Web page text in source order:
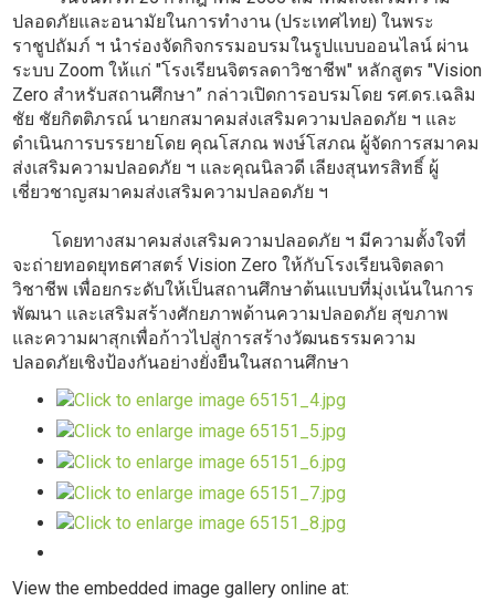
ปลอดภัยและอนามัยในการทำงาน (ประเทศไทย) ในพระ
ราชูปถัมภ์ ฯ นำร่องจัดกิจกรรมอบรมในรูปแบบออนไลน์ ผ่าน
ระบบ Zoom ให้แก่ "โรงเรียนจิตรลดาวิชาชีพ" หลักสูตร "Vision
Zero สำหรับสถานศึกษา” กล่าวเปิดการอบรมโดย รศ.ดร.เฉลิม
ชัย ชัยกิตติภรณ์ นายกสมาคมส่งเสริมความปลอดภัย ฯ และ
ดำเนินการบรรยายโดย คุณโสภณ พงษ์โสภณ ผู้จัดการสมาคม
ส่งเสริมความปลอดภัย ฯ และคุณนิลวดี เลียงสุนทรสิทธิ์ ผู้
เชี่ยวชาญสมาคมส่งเสริมความปลอดภัย ฯ
โดยทางสมาคมส่งเสริมความปลอดภัย ฯ มีความตั้งใจที่
จะถ่ายทอดยุทธศาสตร์ Vision Zero ให้กับโรงเรียนจิตลดา
วิชาชีพ เพื่อยกระดับให้เป็นสถานศึกษาต้นแบบที่มุ่งเน้นในการ
พัฒนา และเสริมสร้างศักยภาพด้านความปลอดภัย สุขภาพ
และความผาสุกเพื่อก้าวไปสู่การสร้างวัฒนธรรมความ
ปลอดภัยเชิงป้องกันอย่างยั่งยืนในสถานศึกษา
View the embedded image gallery online at: